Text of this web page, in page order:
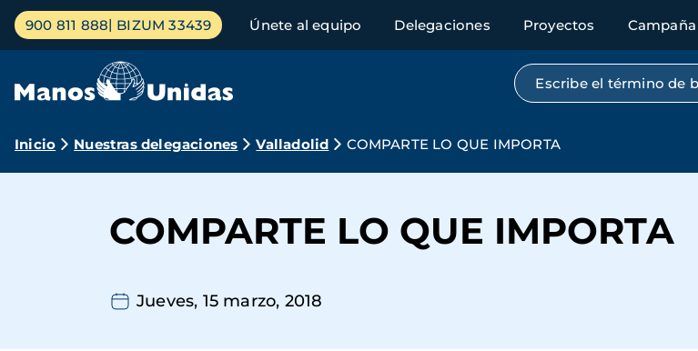
Pasar
contenido
Menú
principal
900 811 888 BIZUM 33439 Únete al equipo Delegaciones Proyectos
Búsqueda por texto
Ruta
navegación
Inicio Nuestras delegaciones Valladolid COMPARTE LO QUE IMPORTA
COMPARTE LO QUE IMPORTA
Jueves, 15 marzo, 2018